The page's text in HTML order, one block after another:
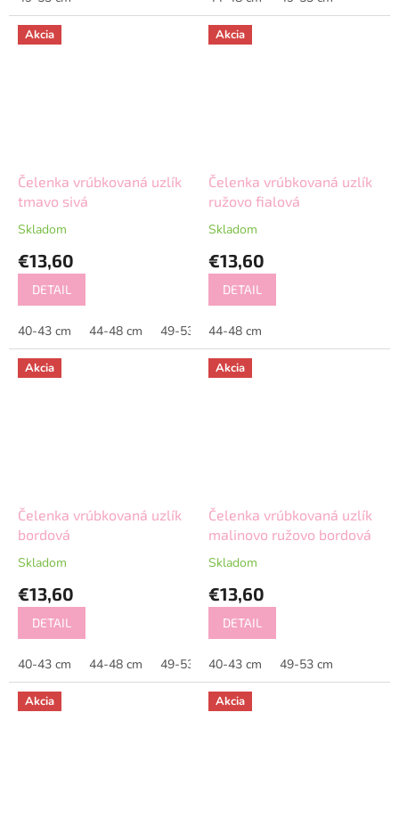
Akcia
Čelenka vrúbkovaná uzlík
tmavo sivá
Skladom
€13,60
DETAIL
40-43 cm 44-48 cm 49-53 cm
Akcia
Čelenka vrúbkovaná uzlík
ružovo fialová
Skladom
€13,60
DETAIL
44-48 cm
Akcia
Čelenka vrúbkovaná uzlík
bordová
Skladom
€13,60
DETAIL
40-43 cm 44-48 cm 49-53 cm
Akcia
Čelenka vrúbkovaná uzlík
malinovo ružovo bordová
Skladom
€13,60
DETAIL
40-43 cm 49-53 cm
Akcia Akcia